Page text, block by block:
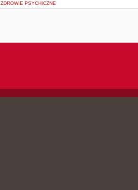
ZDROWIE PSYCHICZNE